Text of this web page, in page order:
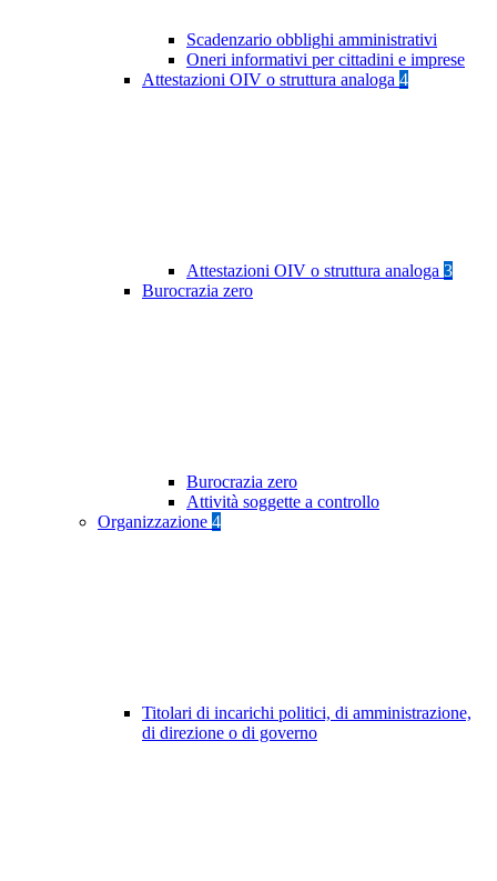
Scadenzario obblighi amministrativi
Oneri informativi per cittadini e imprese
Attestazioni OIV o struttura analoga 4
Attestazioni OIV o struttura analoga 3
Burocrazia zero
Burocrazia zero
Attività soggette a controllo
Organizzazione 4
Titolari di incarichi politici, di amministrazione,
di direzione o di governo